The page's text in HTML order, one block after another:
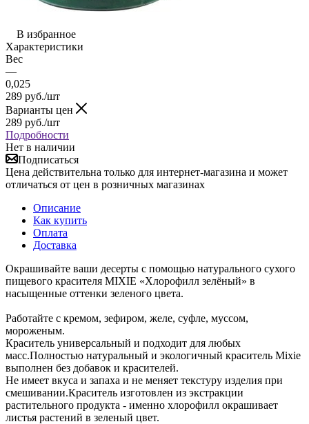
В избранное
Характеристики
Вес
—
0,025
289 руб./шт
Варианты цен
289 руб./шт
Подробности
Нет в наличии
Подписаться
Цена действительна только для интернет-магазина и может
отличаться от цен в розничных магазинах
Описание
Как купить
Оплата
Доставка
Окрашивайте ваши десерты с помощью натурального сухого
пищевого красителя MIXIE «Хлорофилл зелёный» в
насыщенные оттенки зеленого цвета.
Работайте с кремом, зефиром, желе, суфле, муссом,
мороженым.
Краситель универсальный и подходит для любых
масс.Полностью натуральный и экологичный краситель Mixie
выполнен без добавок и красителей.
Не имеет вкуса и запаха и не меняет текстуру изделия при
смешивании.Краситель изготовлен из экстракции
растительного продукта - именно хлорофилл окрашивает
листья растений в зеленый цвет.